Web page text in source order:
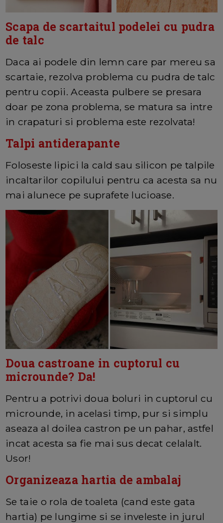
Scapa de scartaitul podelei cu pudra
de talc
Daca ai podele din lemn care par mereu sa
scartaie, rezolva problema cu pudra de talc
pentru copii. Aceasta pulbere se presara
doar pe zona problema, se matura sa intre
in crapaturi si problema este rezolvata!
Talpi antiderapante
Foloseste lipici la cald sau silicon pe talpile
incaltarilor copilului pentru ca acesta sa nu
mai alunece pe suprafete lucioase.
Doua castroane in cuptorul cu
microunde? Da!
Pentru a potrivi doua boluri in cuptorul cu
microunde, in acelasi timp, pur si simplu
aseaza al doilea castron pe un pahar, astfel
incat acesta sa fie mai sus decat celalalt.
Usor!
Organizeaza hartia de ambalaj
Se taie o rola de toaleta (cand este gata
hartia) pe lungime si se inveleste in jurul